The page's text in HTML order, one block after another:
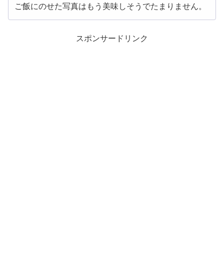
ご飯にのせた写真はもう美味しそうでたまりません。
スポンサードリンク